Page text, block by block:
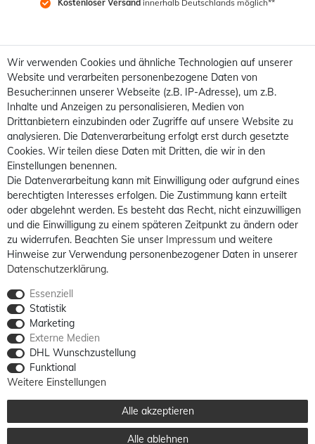
Kostenloser Versand innerhalb Deutschlands möglich**
Wir verwenden Cookies und ähnliche Technologien auf unserer
Website und verarbeiten personenbezogene Daten von
Besucher:innen unserer Webseite (z.B. IP-Adresse), um z.B.
Inhalte und Anzeigen zu personalisieren, Medien von
Drittanbietern einzubinden oder Zugriffe auf unsere Website zu
analysieren. Die Datenverarbeitung erfolgt erst durch gesetzte
Cookies. Wir teilen diese Daten mit Dritten, die wir in den
Einstellungen benennen.
Die Datenverarbeitung kann mit Einwilligung oder aufgrund eines
berechtigten Interesses erfolgen. Die Zustimmung kann erteilt
oder abgelehnt werden. Es besteht das Recht, nicht einzuwilligen
und die Einwilligung zu einem späteren Zeitpunkt zu ändern oder
zu widerrufen. Beachten Sie unser Impressum und weitere
Hinweise zur Verwendung personenbezogener Daten in unserer
Daten­schutz­erklärung.
Essenziell
Statistik
Marketing
Externe Medien
DHL Wunschzustellung
Funktional
Weitere Einstellungen
Alle akzeptieren
Alle ablehnen